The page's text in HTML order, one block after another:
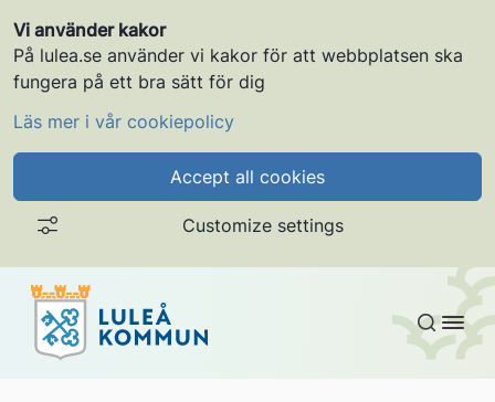
Vi använder kakor
På lulea.se använder vi kakor för att webbplatsen ska
fungera på ett bra sätt för dig
Läs mer i vår cookiepolicy
Accept all cookies
Customize settings
Gå till innehållet